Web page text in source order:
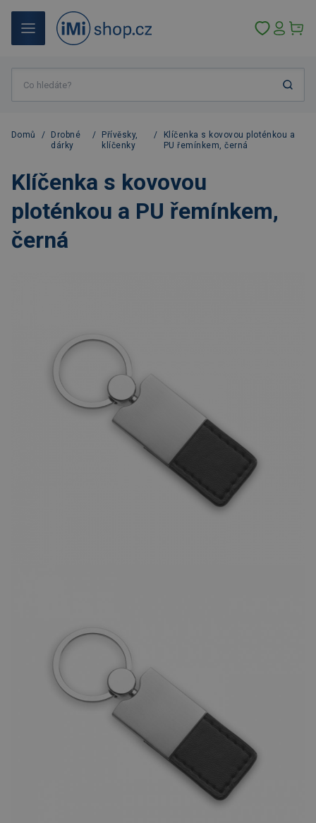
Domů /
Drobné
dárky
/
Přívěsky,
klíčenky
/
Klíčenka s kovovou ploténkou a
PU řemínkem, černá
Klíčenka s kovovou
ploténkou a PU řemínkem,
černá